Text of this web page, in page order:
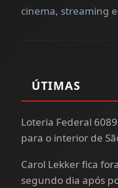
cinema, streaming
ÚTIMAS
Loteria Federal
para o interior de
Carol Lekker fica
segundo dia após